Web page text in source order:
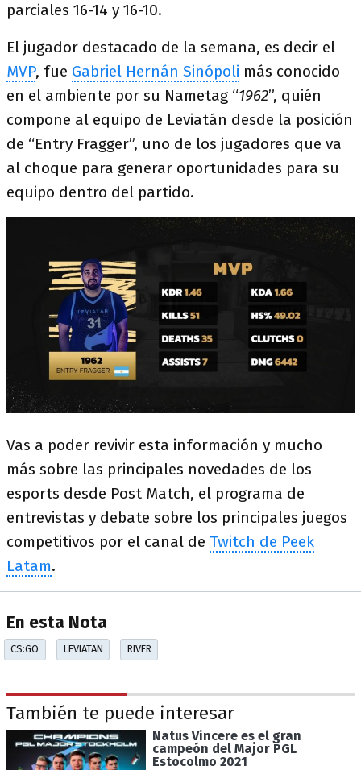
parciales 16-14 y 16-10.
El jugador destacado de la semana, es decir el
MVP, fue Gabriel Hernán Sinópoli más conocido
en el ambiente por su Nametag “1962”, quién
compone al equipo de Leviatán desde la posición
de “Entry Fragger”, uno de los jugadores que va
al choque para generar oportunidades para su
equipo dentro del partido.
Vas a poder revivir esta información y mucho
más sobre las principales novedades de los
esports desde Post Match, el programa de
entrevistas y debate sobre los principales juegos
competitivos por el canal de Twitch de Peek
Latam.
En esta Nota
CS:GO LEVIATAN RIVER
También te puede interesar
Natus Vincere es el gran
campeón del Major PGL
Estocolmo 2021